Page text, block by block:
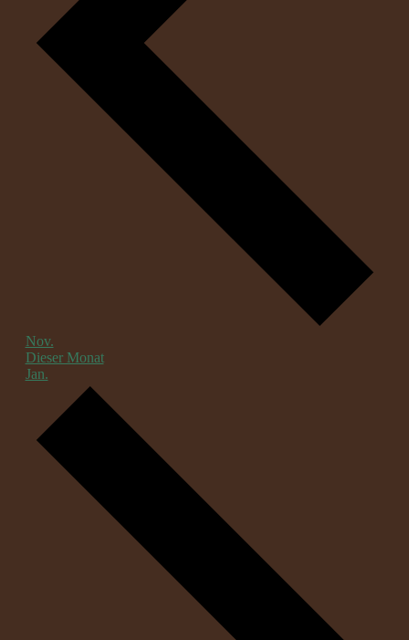
Nov.
Dieser Monat
Jan.